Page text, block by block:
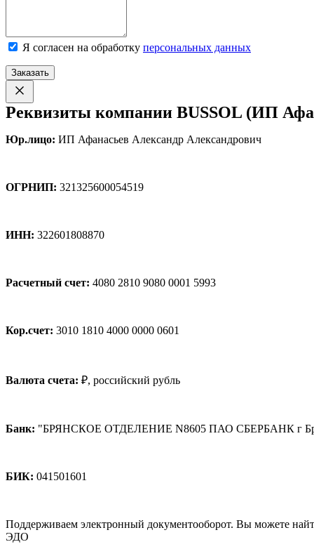
Я согласен на обработку персональных данных
Заказать
Реквизиты компании BUSSOL (ИП
Юр.лицо: ИП Афанасьев Александр Александрович
ОГРНИП: 321325600054519
ИНН: 322601808870
Расчетный счет: 4080 2810 9080 0001 5993
Кор.счет: 3010 1810 4000 0000 0601
Валюта счета: ₽, российский рубль
Банк: "БРЯНСКОЕ ОТДЕЛЕНИЕ N8605 ПАО СБЕРБАНК г
БИК: 041501601
Поддерживаем электронный документооборот. Вы можете
ЭДО